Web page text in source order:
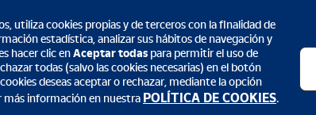
Métodos de pago
utiliza cookies propias y de terceros con la finalidad de
estadística, analizar sus hábitos de navegación y
hacer clic enAceptar todas para permitir el uso de
todas (salvo las cookies necesarias) en el botón
deseas aceptar o rechazar, mediante la opción
más información en nuestra POLÍTICA DE COOKIES.